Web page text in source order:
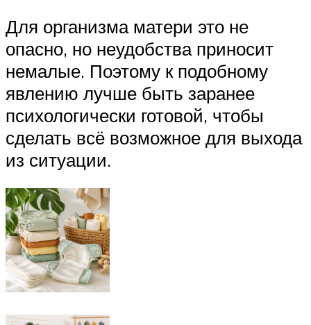
Для организма матери это не
опасно, но неудобства приносит
немалые. Поэтому к подобному
явлению лучше быть заранее
психологически готовой, чтобы
сделать всё возможное для выхода
из ситуации.